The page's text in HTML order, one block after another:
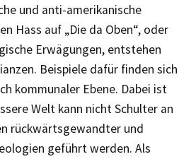
und anti-amerikanische
Hass auf „Die da Oben“, oder
Erwägungen, entstehen
Beispiele dafür finden sich
kommunaler Ebene. Dabei ist
Welt kann nicht Schulter an
rückwärtsgewandter und
geführt werden. Als